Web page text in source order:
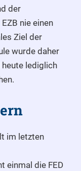
der
nie einen
Ziel der
wurde daher
lediglich
im letzten
einmal die FED